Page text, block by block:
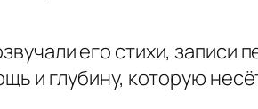
его стихи, записи
и глубину, которую